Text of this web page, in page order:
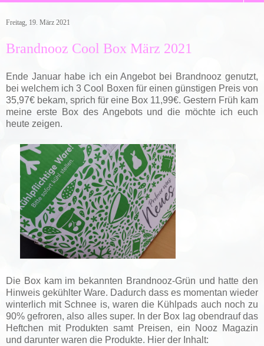
Freitag, 19. März 2021
Brandnooz Cool Box März 2021
Ende Januar habe ich ein Angebot bei Brandnooz genutzt,
bei welchem ich 3 Cool Boxen für einen günstigen Preis von
35,97€ bekam, sprich für eine Box 11,99€. Gestern Früh kam
meine erste Box des Angebots und die möchte ich euch
heute zeigen.
Die Box kam im bekannten Brandnooz-Grün und hatte den
Hinweis gekühlter Ware. Dadurch dass es momentan wieder
winterlich mit Schnee is, waren die Kühlpads auch noch zu
90% gefroren, also alles super. In der Box lag obendrauf das
Heftchen mit Produkten samt Preisen, ein Nooz Magazin
und darunter waren die Produkte. Hier der Inhalt: